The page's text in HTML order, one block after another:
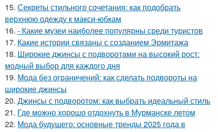
15. Секреты стильного сочетания: как подобрать
верхнюю одежду к макси-юбкам
16. - Какие музеи наиболее популярны среди туристов
17. Какие истории связаны с созданием Эрмитажа
18. Широкие джинсы с подворотами на высокий рост:
модный выбор для каждого дня
19. Мода без ограничений: как сделать подвороты на
широкие джинсы
20. Джинсы с подворотом: как выбрать идеальный стиль
21. Где можно хорошо отдохнуть в Мурманске летом
22. Мода будущего: основные тренды 2025 года в